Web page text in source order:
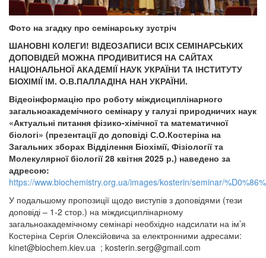
Фото на згадку про семінарську зустріч
ШАНОВНІ КОЛЕГИ! ВІДЕОЗАПИСИ ВСІХ СЕМІНАРСЬКИХ
ДОПОВІДЕЙ МОЖНА ПРОДИВИТИСЯ НА САЙТАХ
НАЦІОНАЛЬНОЇ АКАДЕМІЇ НАУК УКРАЇНИ ТА ІНСТИТУТУ
БІОХІМІЇ ІМ. О.В.ПАЛЛАДІНА НАН УКРАЇНИ.
Відеоінформацію про роботу міждисциплінарного
загальноакадемічного семінару у галузі природничих наук
«Актуальні питання фізико-хімічної та математичної
біологі» (презентації до доповіді С.О.Костеріна на
Загальних зборах Відділення Біохімії, Фізіології та
Молекулярної біології 28 квітня 2025 р.) наведено за
адресою:
https://www.biochemistry.org.ua/images/kosterin/seminar/
У подальшому пропозиції щодо виступів з доповідями (тези
доповіді – 1-2 стор.) на міждисциплінарному
загальноакадемічному семінарі необхідно надсилати на ім’я
Костеріна Сергія Олексійовича за електронними адресами:
kinet@biochem.kiev.ua ; kosterin.serg@gmail.com